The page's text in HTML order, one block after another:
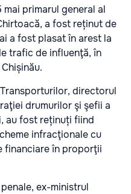
primarul general al
a fost reținut de
a fost plasat în arest la
trafic de influenţă, în
directorul
drumurilor şi şefii a
au fost reținuți fiind
infracţionale cu
financiare în proporţii
ex-ministrul